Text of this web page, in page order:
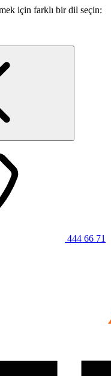
için farklı bir dil seçin:
444 66 71